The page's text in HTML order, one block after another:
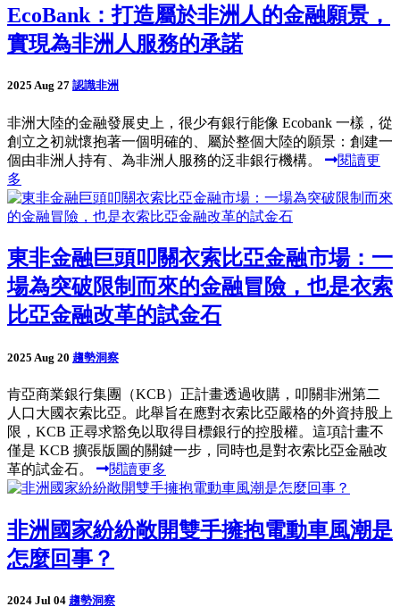
EcoBank：打造屬於非洲人的金融願景，
實現為非洲人服務的承諾
2025 Aug 27 認識非洲
非洲大陸的金融發展史上，很少有銀行能像 Ecobank 一樣，從
創立之初就懷抱著一個明確的、屬於整個大陸的願景：創建一
個由非洲人持有、為非洲人服務的泛非銀行機構。
閱讀更
多
東非金融巨頭叩關衣索比亞金融市場：一
場為突破限制而來的金融冒險，也是衣索
比亞金融改革的試金石
2025 Aug 20 趨勢洞察
肯亞商業銀行集團（KCB）正計畫透過收購，叩關非洲第二
人口大國衣索比亞。此舉旨在應對衣索比亞嚴格的外資持股上
限，KCB 正尋求豁免以取得目標銀行的控股權。這項計畫不
僅是 KCB 擴張版圖的關鍵一步，同時也是對衣索比亞金融改
革的試金石。
閱讀更多
非洲國家紛紛敞開雙手擁抱電動車風潮是
怎麼回事？
2024 Jul 04 趨勢洞察